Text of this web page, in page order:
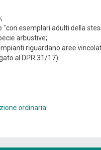
"con esemplari adulti della
arbustive;
riguardano aree
al DPR 31/17).
ordinaria